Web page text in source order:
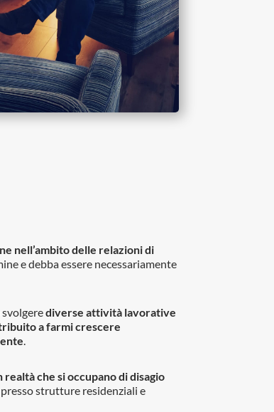
nell’ambito delle relazioni di
e debba essere necessariamente
diverse attività lavorative
a farmi crescere
.
che si occupano di disagio
strutture residenziali e